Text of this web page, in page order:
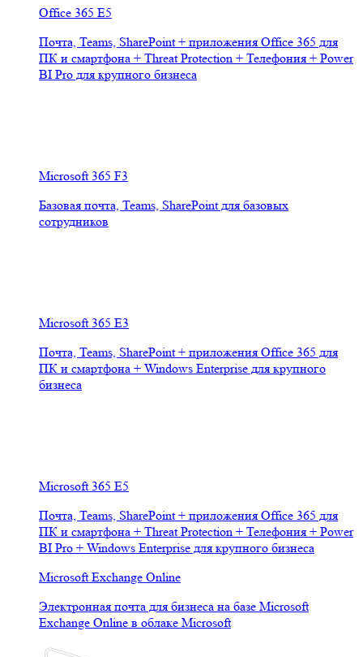
Office 365 E5
Почта, Teams, SharePoint + приложения Office 365 для
ПК и смартфона + Threat Protection + Телефония + Power
BI Pro для крупного бизнеса
Microsoft 365 F3
Базовая почта, Teams, SharePoint для базовых
сотрудников
Microsoft 365 E3
Почта, Teams, SharePoint + приложения Office 365 для
ПК и смартфона + Windows Enterprise для крупного
бизнеса
Microsoft 365 E5
Почта, Teams, SharePoint + приложения Office 365 для
ПК и смартфона + Threat Protection + Телефония + Power
BI Pro + Windows Enterprise для крупного бизнеса
Microsoft Exchange Online
Электронная почта для бизнеса на базе Microsoft
Exchange Online в облаке Microsoft